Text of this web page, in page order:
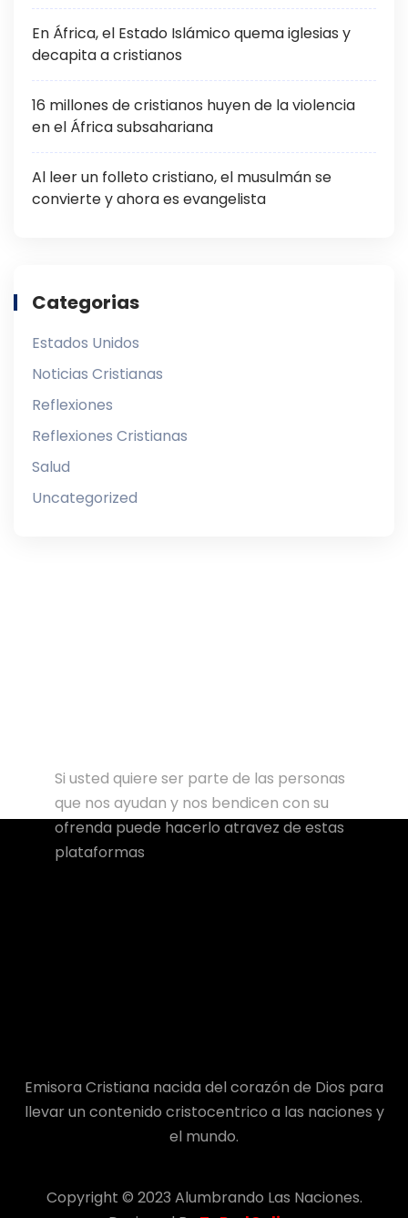
En África, el Estado Islámico quema iglesias y
decapita a cristianos
16 millones de cristianos huyen de la violencia
en el África subsahariana
Al leer un folleto cristiano, el musulmán se
convierte y ahora es evangelista
Categorias
Estados Unidos
Noticias Cristianas
Reflexiones
Reflexiones Cristianas
Salud
Uncategorized
Si usted quiere ser parte de las personas
que nos ayudan y nos bendicen con su
ofrenda puede hacerlo atravez de estas
plataformas
Emisora Cristiana nacida del corazón de Dios para
llevar un contenido cristocentrico a las naciones y
el mundo.
Copyright © 2023 Alumbrando Las Naciones.